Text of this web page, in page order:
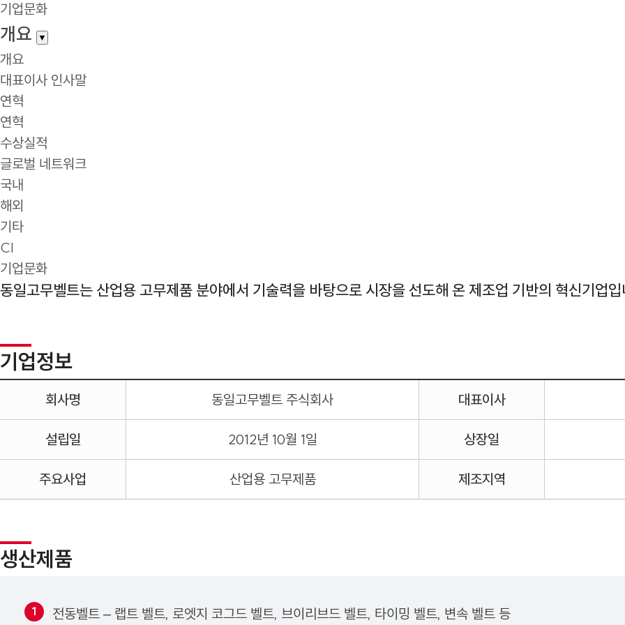
기업문화
개요 ▼
개요
대표이사 인사말
연혁
연혁
수상실적
글로벌 네트워크
국내
해외
기타
CI
기업문화
동일고무벨트는 산업용 고무제품 분야에서 기술력을 바탕으로 시장을 선도해 온 제조업 기반의 혁신기업
기업정보
회사명 동일고무벨트 주식회사 대표이사
설립일 2012년 10월 1일 상장일
주요사업 산업용 고무제품 제조지역
생산제품
전동벨트 – 랩트 벨트, 로엣지 코그드 벨트, 브이리브드 벨트, 타이밍 벨트, 변속 벨트 등